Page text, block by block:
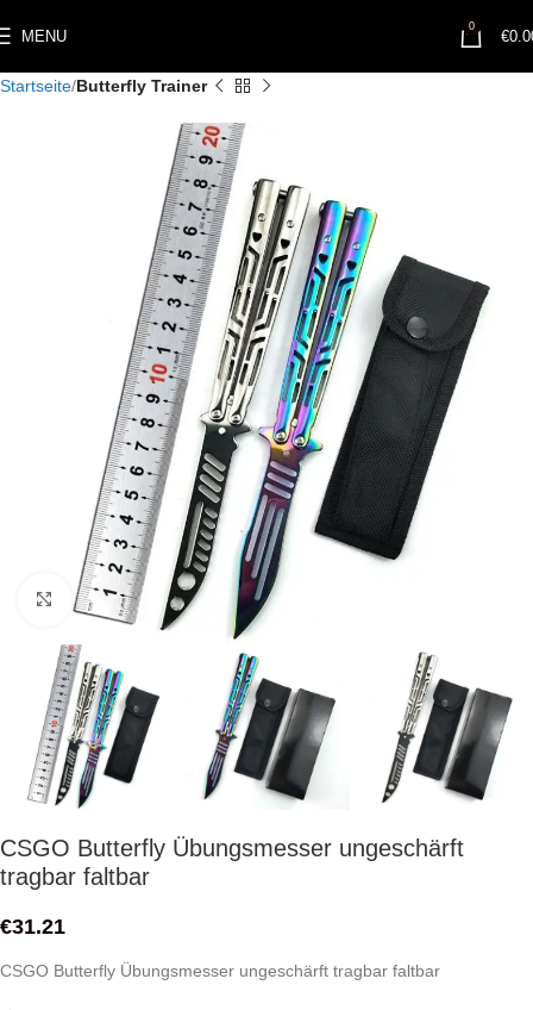
MENU
0
€
Startseite Butterfly Trainer​
Click to enlarge
CSGO Butterfly Übungsmesser ungeschärft
tragbar faltbar
€31.21
CSGO Butterfly Übungsmesser ungeschärft tragbar faltbar